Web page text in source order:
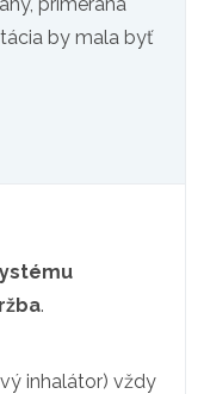
by mala byť
.
inhalátor) vždy